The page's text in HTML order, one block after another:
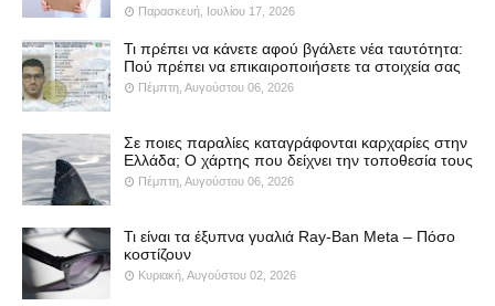
Παρασκευή, Ιουλίου 17, 2026
Τι πρέπει να κάνετε αφού βγάλετε νέα ταυτότητα:
Πού πρέπει να επικαιροποιήσετε τα στοιχεία σας
Πέμπτη, Αυγούστου 06, 2026
Σε ποιες παραλίες καταγράφονται καρχαρίες στην
Ελλάδα; Ο χάρτης που δείχνει την τοποθεσία τους
Πέμπτη, Αυγούστου 06, 2026
Τι είναι τα έξυπνα γυαλιά Ray-Ban Meta – Πόσο
κοστίζουν
Κυριακή, Αυγούστου 02, 2026